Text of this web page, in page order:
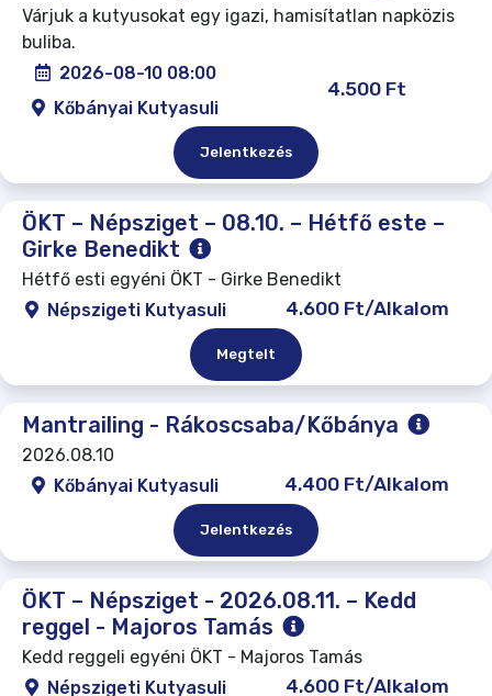
Várjuk a kutyusokat egy igazi, hamisítatlan napközis
buliba.
2026-08-10 08:00
Kőbányai Kutyasuli
4.500 Ft
Jelentkezés
ÖKT – Népsziget – 08.10. – Hétfő este –
Girke Benedikt
Hétfő esti egyéni ÖKT - Girke Benedikt
Népszigeti Kutyasuli
4.600 Ft/Alkalom
Megtelt
Mantrailing - Rákoscsaba/Kőbánya
2026.08.10
Kőbányai Kutyasuli
4.400 Ft/Alkalom
Jelentkezés
ÖKT – Népsziget - 2026.08.11. – Kedd
reggel - Majoros Tamás
Kedd reggeli egyéni ÖKT - Majoros Tamás
Népszigeti Kutyasuli
4.600 Ft/Alkalom